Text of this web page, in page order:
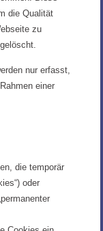
die Qualität
zu
nur erfasst,
einer
die temporär
oder